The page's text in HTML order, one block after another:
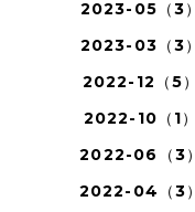
2023-05（3）
2023-03（3）
2022-12（5）
2022-10（1）
2022-06（3）
2022-04（3）